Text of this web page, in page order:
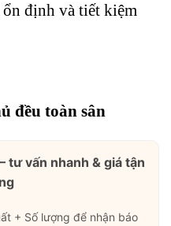
ổn định và tiết kiệm
đều toàn sân
tư vấn nhanh & giá tận
+ Số lượng để nhận báo